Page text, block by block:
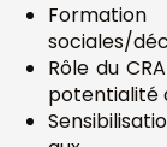
sociales/
Rôle du
potentialité